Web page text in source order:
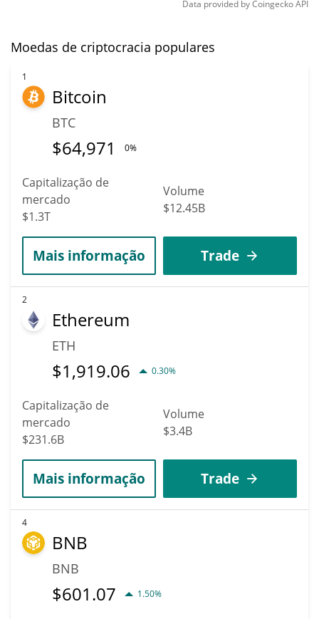
Data provided byCoingeckoAPI
Moedas de criptocracia populares
1
Bitcoin
BTC
$64,971 0%
Capitalização de
mercado
$1.3T
Volume
$12.45B
Mais informação Trade
2
Ethereum
ETH
$1,919.06 0.30%
Capitalização de
mercado
$231.6B
Volume
$3.4B
Mais informação Trade
4
BNB
BNB
$601.07 1.50%